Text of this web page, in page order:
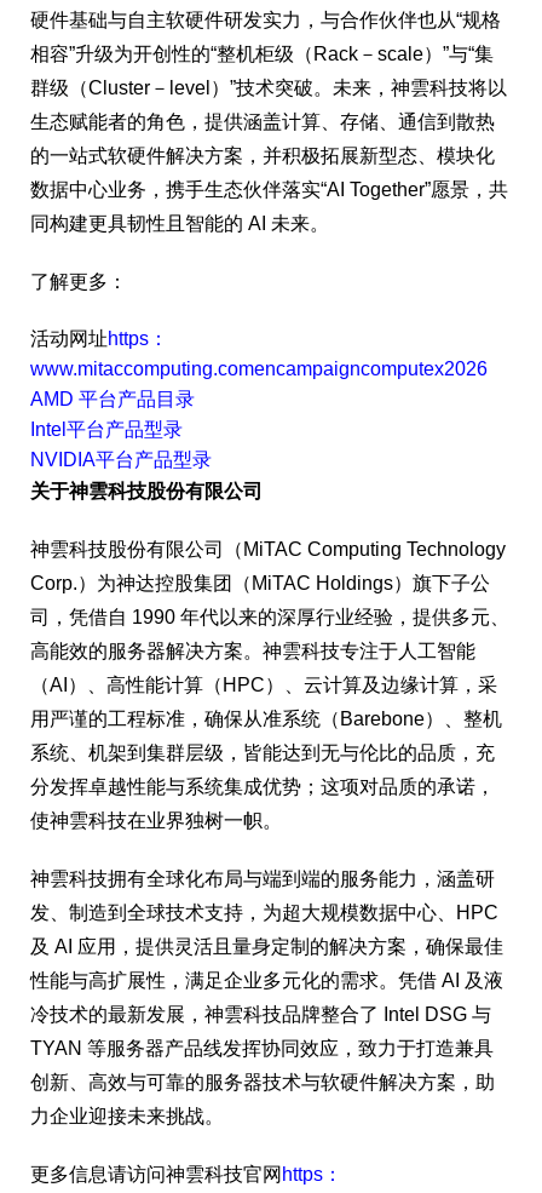
硬件基础与自主软硬件研发实力，与合作伙伴也从“规格
相容”升级为开创性的“整机柜级（Rack－scale）”与“集
群级（Cluster－level）”技术突破。未来，神雲科技将以
生态赋能者的角色，提供涵盖计算、存储、通信到散热
的一站式软硬件解决方案，并积极拓展新型态、模块化
数据中心业务，携手生态伙伴落实“AI Together”愿景，共
同构建更具韧性且智能的 AI 未来。
了解更多：
活动网址https：
www.mitaccomputing.comencampaigncomputex2026
AMD 平台产品目录
Intel平台产品型录
NVIDIA平台产品型录
关于神雲科技股份有限公司
神雲科技股份有限公司（MiTAC Computing Technology
Corp.）为神达控股集团（MiTAC Holdings）旗下子公
司，凭借自 1990 年代以来的深厚行业经验，提供多元、
高能效的服务器解决方案。神雲科技专注于人工智能
（AI）、高性能计算（HPC）、云计算及边缘计算，采
用严谨的工程标准，确保从准系统（Barebone）、整机
系统、机架到集群层级，皆能达到无与伦比的品质，充
分发挥卓越性能与系统集成优势；这项对品质的承诺，
使神雲科技在业界独树一帜。
神雲科技拥有全球化布局与端到端的服务能力，涵盖研
发、制造到全球技术支持，为超大规模数据中心、HPC
及 AI 应用，提供灵活且量身定制的解决方案，确保最佳
性能与高扩展性，满足企业多元化的需求。凭借 AI 及液
冷技术的最新发展，神雲科技品牌整合了 Intel DSG 与
TYAN 等服务器产品线发挥协同效应，致力于打造兼具
创新、高效与可靠的服务器技术与软硬件解决方案，助
力企业迎接未来挑战。
更多信息请访问神雲科技官网 https：